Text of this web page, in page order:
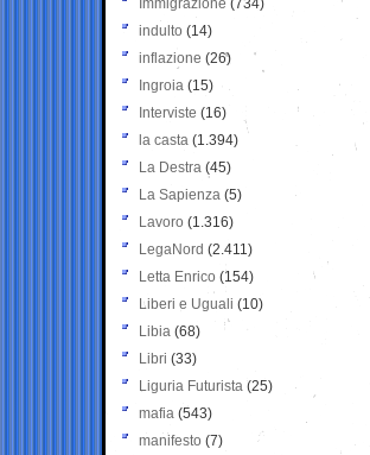
Immigrazione (734)
indulto (14)
inflazione (26)
Ingroia (15)
Interviste (16)
la casta (1.394)
La Destra (45)
La Sapienza (5)
Lavoro (1.316)
LegaNord (2.411)
Letta Enrico (154)
Liberi e Uguali (10)
Libia (68)
Libri (33)
Liguria Futurista (25)
mafia (543)
manifesto (7)